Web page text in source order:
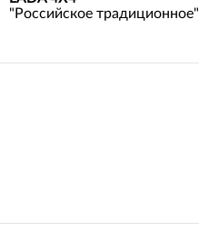
"Российское традиционное"